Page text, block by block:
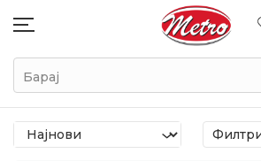
Барај